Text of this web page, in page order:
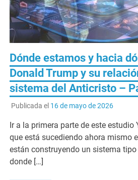
Dónde estamos y hacia
Donald Trump y su
sistema del Anticristo –
Publicada el 16 de mayo de 2026
Ir a la primera parte de este
que está sucediendo ahora mismo
están construyendo un sistema tipo
donde […]